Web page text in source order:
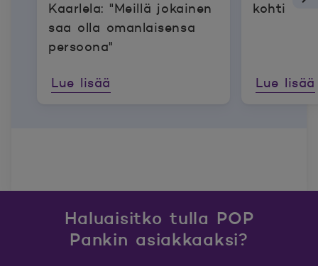
Kaarlela: "Meillä jokainen
saa olla omanlaisensa
persoona"
Lue lisää
kohti
Lue lisää
Haluaisitko tulla POP
Pankin asiakkaaksi?